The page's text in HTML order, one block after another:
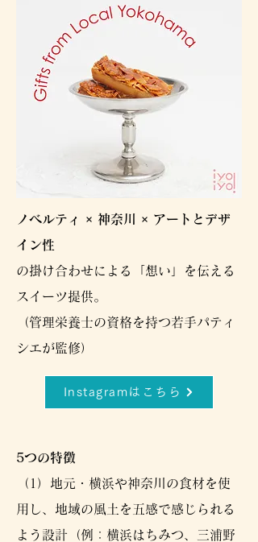
ノベルティ × 神奈川 × アートとデザ
イン性
の掛け合わせによる「想い」を伝える
スイーツ提供。
（管理栄養士の資格を持つ若手パティ
シエが監修）
Instagramはこちら
5つの特徴
（1）地元・横浜や神奈川の食材を使
用し、地域の風土を五感で感じられる
よう設計（例：横浜はちみつ、三浦野